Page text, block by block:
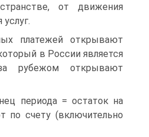
от движения
услуг.
платежей открывают
в России является
рубежом открывают
периода = остаток на
по счету (включительно